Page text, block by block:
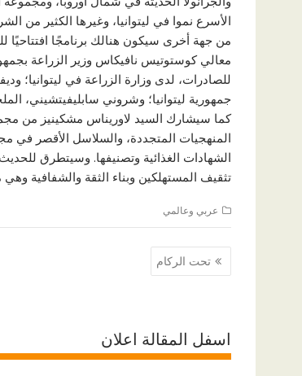
الأسرع نموا في ليتوانيا، وغيرها الكثير من
معالي كوستوتيس نافيكاس وزير الزراعة
للصادرات، لدى وزارة الزراعة في ليتوانيا؛
جمهورية ليتوانيا؛ وشروني سابليفيتشيني،
المنهجيات المتجددة، والسلاسل الأقصر في
الشهادات الغذائية وتصنيفها. وسيتطرق
تثقيف المستهلكين وبناء الثقة والشفافية
عربي وعالمي
تصفّح
المقالات
تحت الركام
اسفل المقالة اعلان